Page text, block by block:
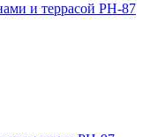
и террасой PH-87